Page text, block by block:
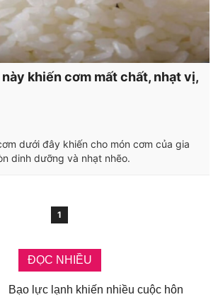
khiến cơm mất chất, nhạt vị,
dưới đây khiến cho món cơm của gia
dinh dưỡng và nhạt nhẽo.
1
ĐỌC NHIỀU
Bạo lực lạnh khiến nhiều cuộc hôn